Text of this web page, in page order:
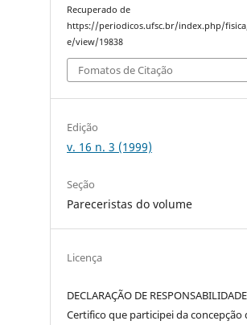
Recuperado de
https://periodicos.ufsc.br/index.php/
e/view/19838
Fomatos de Citação
Edição
v. 16 n. 3 (1999)
Seção
Pareceristas do volume
Licença
DECLARAÇÃO DE RESPONSABILIDADE
Certifico que participei da concepção